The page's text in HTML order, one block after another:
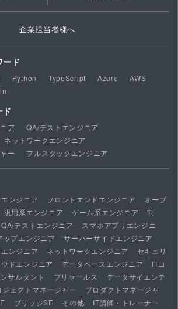
企業担当者様へ
ード
Python TypeScript Azure
AWS
ド
ア
QA/テストエンジニア
ネットワークエンジニア
ー
フルスタックエンジニア
ンジニア フロントエンドエンジニア
オープ
汎用系エンジニア ゲーム系エンジニア
制
QA/テストエンジニア
スマホアプリエンジニ
ップエンジニア
サーバーサイドエンジニア
ンジニア ネットワークエンジニア
セキュリ
ドエンジニア データベースエンジニア
ITコ
サルタント プリセールス
データサイエンテ
ジェクトマネージャー
プロダクトマネージャ
ブリッジSE その他
IT講師・トレーナー